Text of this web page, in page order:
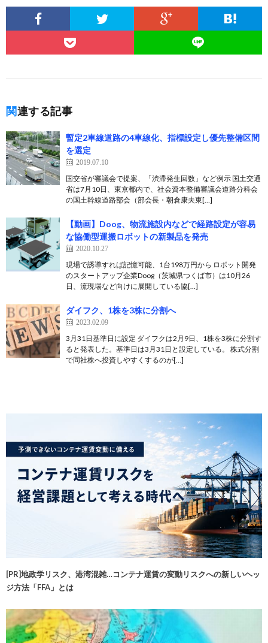
関連する記事
暫定2車線道路の4車線化、指標設定し優先整備区間
を選定
2019.07.10
国交省が審議会で提案、「渋滞発生回数」など例示 国土交通
省は7月10日、東京都内で、社会資本整備審議会道路分科会
の国土幹線道路部会（部会長・朝倉康夫東[…]
【動画】Doog、物流施設内などで経路設定が容易
な協働型運搬ロボットの新製品を発売
2020.10.27
現場で誘導すれば記憶可能、1台198万円から ロボット開発
のスタートアップ企業Doog（茨城県つくば市）は10月26
日、流現場など向けに展開している協[…]
ダイフク、1株を3株に分割へ
2023.02.09
3月31日基準日に設定 ダイフクは2月9日、1株を3株に分割す
ると発表した。基準日は3月31日と設定している。 株式分割
で同社株へ投資しやすくするのが[…]
[PR]地政学リスク、港湾混雑…コンテナ運賃の変動リスクへの新しいヘッ
ジ方法「FFA」とは